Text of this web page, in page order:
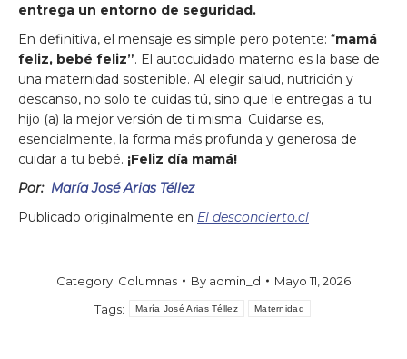
entrega un entorno de seguridad.
En definitiva, el mensaje es simple pero potente: “mamá
feliz, bebé feliz”. El autocuidado materno es la base de
una maternidad sostenible. Al elegir salud, nutrición y
descanso, no solo te cuidas tú, sino que le entregas a tu
hijo (a) la mejor versión de ti misma. Cuidarse es,
esencialmente, la forma más profunda y generosa de
cuidar a tu bebé. ¡Feliz día mamá!
Por: María José Arias Téllez
Publicado originalmente en El desconcierto.cl
Category: Columnas By admin_d
Mayo 11, 2026
Tags:
María José Arias Téllez Maternidad